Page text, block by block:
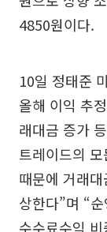
4850원이다.
10일 정태준
올해 이익 추
래대금 증가
트레이드의
때문에 거래
상한다”며 “
수수료수익